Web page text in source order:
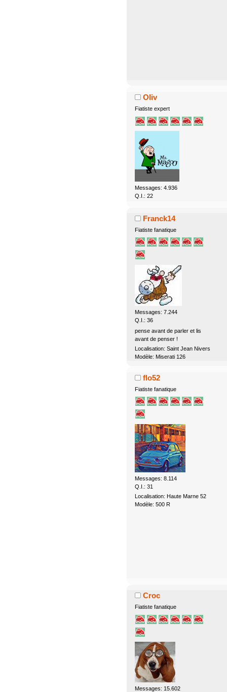
Oliv
Fiatiste expert
Messages: 4.936
Q.I.: 22
Franck14
Fiatiste fanatique
Messages: 7.244
Q.I.: 36
pense avant de parler et lis
avant de penser !
Localisation: Saint Jean Nivers
Modèle: Miserati 126
flo52
Fiatiste fanatique
Messages: 8.114
Q.I.: 31
Localisation: Haute Marne 52
Modèle: 500 R
Croc
Fiatiste fanatique
Messages: 15.602